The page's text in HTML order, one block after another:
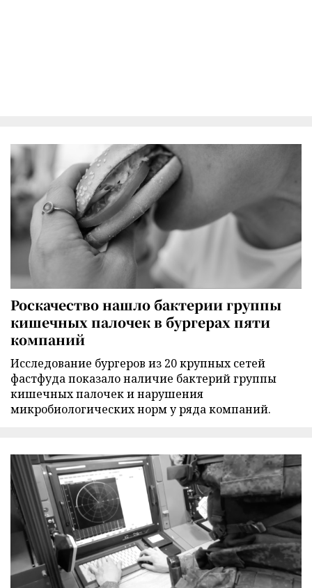
Роскачество нашло бактерии группы
кишечных палочек в бургерах пяти
компаний
Исследование бургеров из 20 крупных сетей
фастфуда показало наличие бактерий группы
кишечных палочек и нарушения
микробиологических норм у ряда компаний.